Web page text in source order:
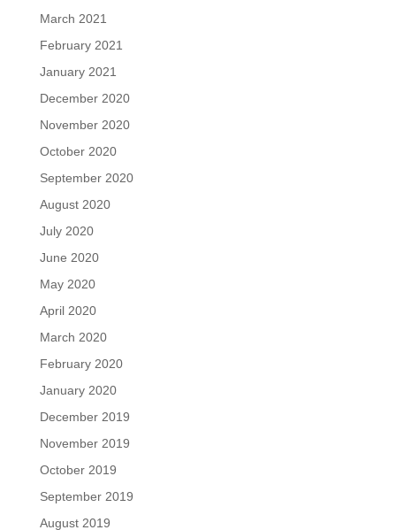
March 2021
February 2021
January 2021
December 2020
November 2020
October 2020
September 2020
August 2020
July 2020
June 2020
May 2020
April 2020
March 2020
February 2020
January 2020
December 2019
November 2019
October 2019
September 2019
August 2019